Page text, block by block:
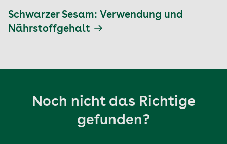
Schwarzer Sesam: Verwendung und
Nährstoffgehalt
Noch nicht das Richtige
gefunden?